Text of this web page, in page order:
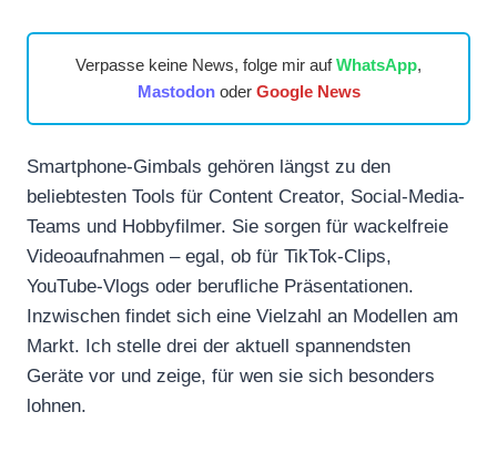
Verpasse keine News, folge mir aufWhatsApp,
Mastodonoder Google News
Smartphone-Gimbals gehören längst zu den
beliebtesten Tools für Content Creator, Social-Media-
Teams und Hobbyfilmer. Sie sorgen für wackelfreie
Videoaufnahmen – egal, ob für TikTok-Clips,
YouTube-Vlogs oder berufliche Präsentationen.
Inzwischen findet sich eine Vielzahl an Modellen am
Markt. Ich stelle drei der aktuell spannendsten
Geräte vor und zeige, für wen sie sich besonders
lohnen.